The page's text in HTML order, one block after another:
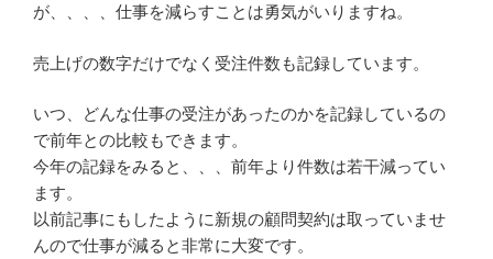
が、、、、仕事を減らすことは勇気がいりますね。
売上げの数字だけでなく受注件数も記録しています。
いつ、どんな仕事の受注があったのかを記録しているの
で前年との比較もできます。
今年の記録をみると、、、前年より件数は若干減ってい
ます。
以前記事にもしたように新規の顧問契約は取っていませ
んので仕事が減ると非常に大変です。